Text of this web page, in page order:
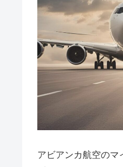
アビアンカ航空のマ